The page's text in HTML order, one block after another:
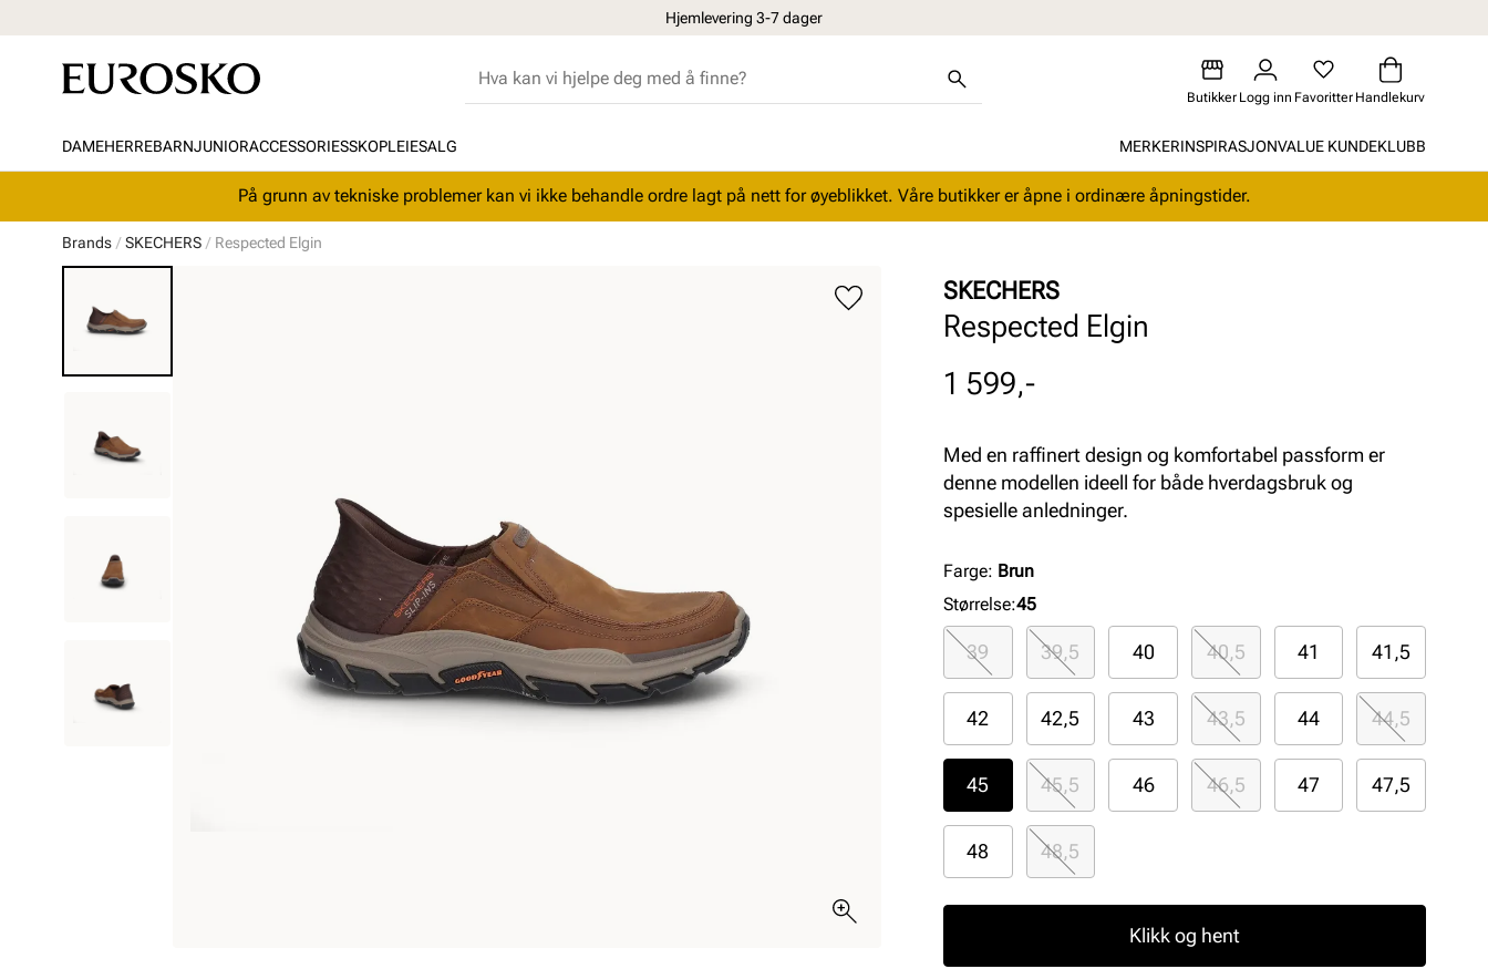
Hjemlevering 3-7 dager
Butikker Logg inn Favoritter Handlekurv
DAMEHERREBARNJUNIORACCESSORIESSKOPLEIESALG MERKERINSPIRASJONVALUE KUNDEKLUBB
På grunn av tekniske problemer kan vi ikke behandle ordre lagt på nett for øyeblikket. Våre butikker er åpne i ordinære åpningstider.
Brands SKECHERS Respected Elgin
SKECHERS
Respected Elgin
Pris
1 599,-
Med en raffinert design og komfortabel passform er
denne modellen ideell for både hverdagsbruk og
spesielle anledninger.
Farge: Brun
Størrelse:45
39 39,5 40 40,5 41 41,5
42 42,5 43 43,5 44 44,5
45 45,5 46 46,5 47 47,5
48 48,5
Klikk og hent